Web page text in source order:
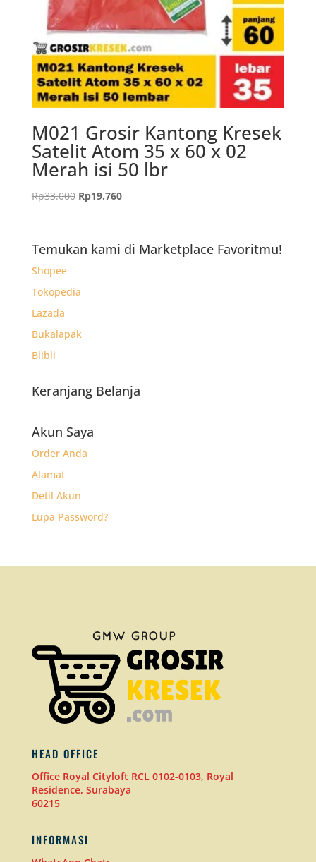
M021 Grosir Kantong Kresek
Satelit Atom 35 x 60 x 02
Merah isi 50 lbr
Rp33.000 Harga
Rp33.000.
Rp19.760Harga
adalah:
Temukan kami di Marketplace Favoritmu!
Shopee
Tokopedia
Lazada
Bukalapak
Blibli
Keranjang Belanja
Akun Saya
Order Anda
Alamat
Detil Akun
Lupa Password?
HEAD OFFICE
Office Royal Cityloft RCL 0102-0103, Royal
Residence, Surabaya
60215
INFORMASI